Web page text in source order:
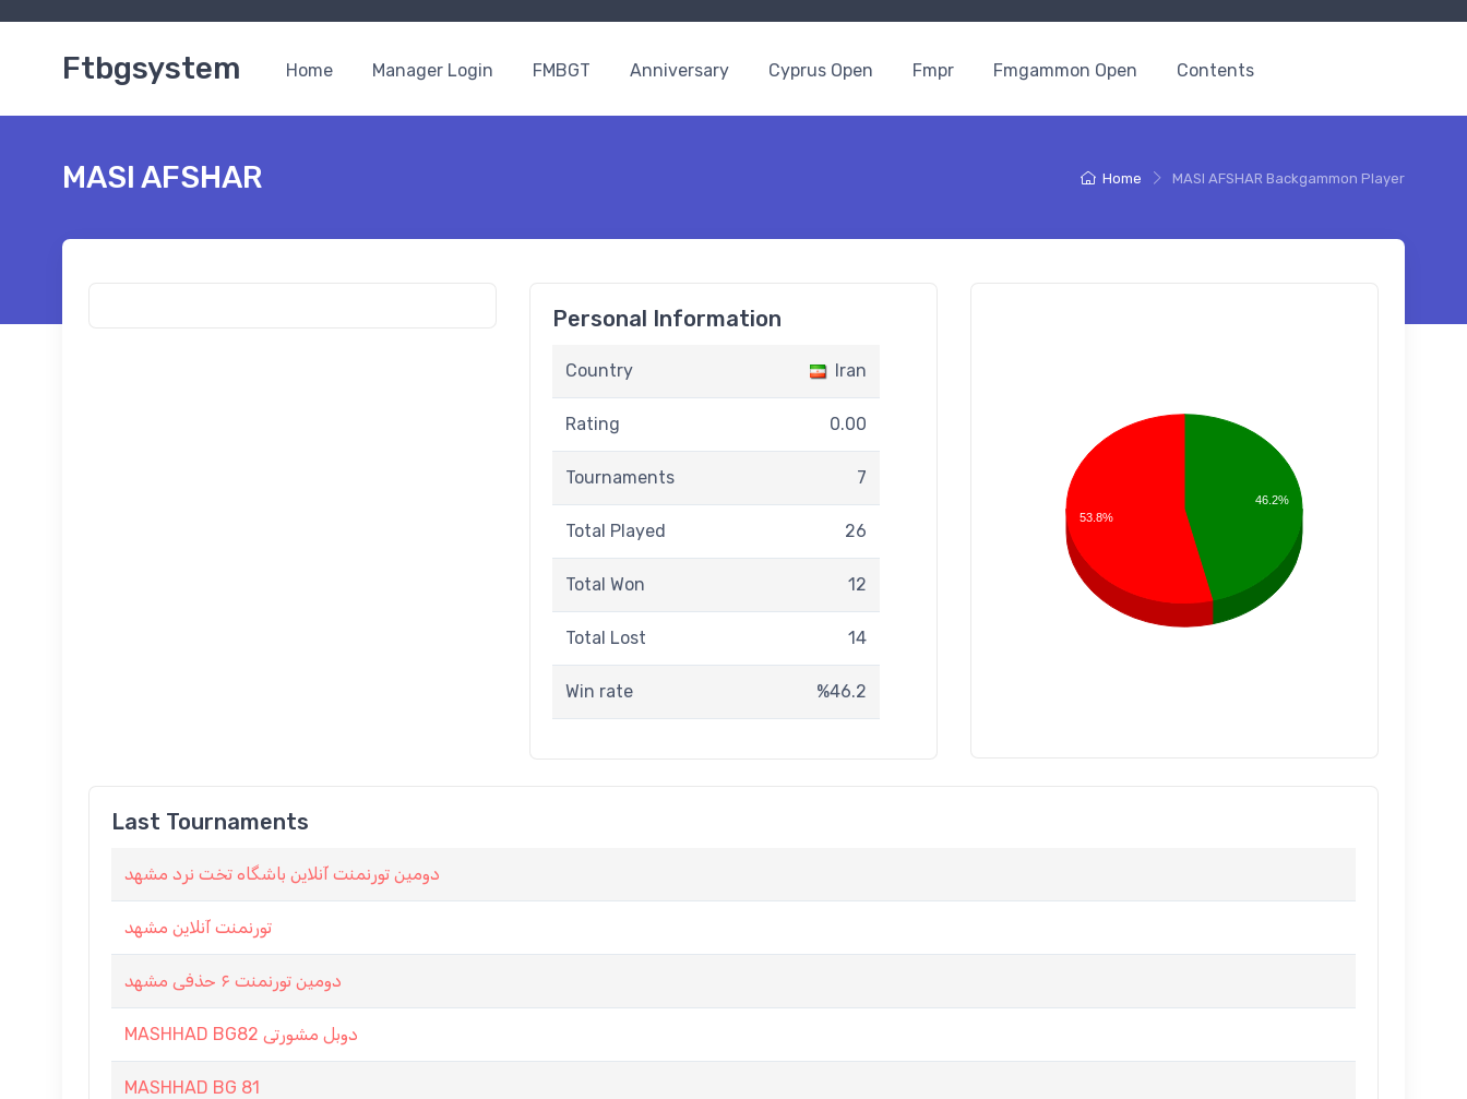
Ftbgsystem Home Manager Login FMBGT Anniversary Cyprus Open Fmpr Fmgammon Open Contents
Home MASI AFSHAR Backgammon Player
MASI AFSHAR
Personal Information
Country Iran
Rating 0.00
Tournaments 7
Total Played 26
Total Won 12
Total Lost 14
Win rate %46.2
46.2%
53.8%
Last Tournaments
دومین تورنمنت آنلاین باشگاه تخت نرد مشهد
تورنمنت آنلاین مشهد
دومین تورنمنت ۶ حذفی مشهد
MASHHAD BG82 دوبل مشورتی
MASHHAD BG 81